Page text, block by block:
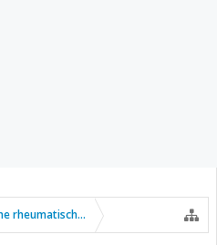
rheumatische Erkrankungen